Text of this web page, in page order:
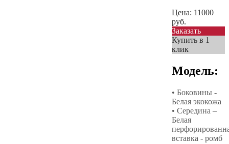
Цена: 11000
руб.
Заказать
Купить в 1
клик
Модель:
• Боковины -
Белая экокожа
• Середина –
Белая
вставка - ромб